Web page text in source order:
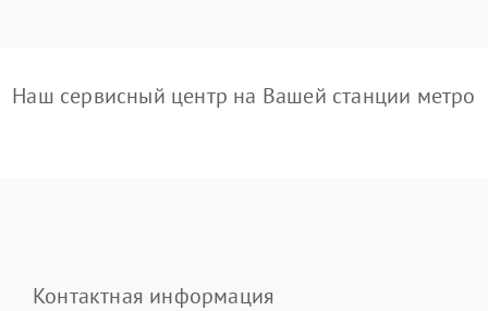
Наш сервисный центр на Вашей станции метро
Контактная информация